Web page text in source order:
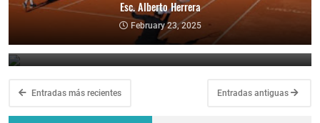
Esc. Alberto Herrera
February 23, 2025
Ganadores y finalistas del torneo ITF Seniors de Punta del Este
February 10, 2025
Entradas más recientes Entradas antiguas